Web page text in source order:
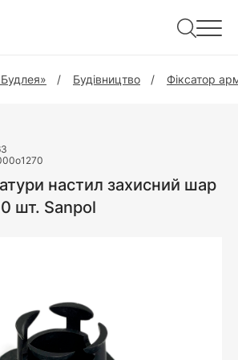
Будівництво Фіксатор
настил захисний шар
шт. Sanpol